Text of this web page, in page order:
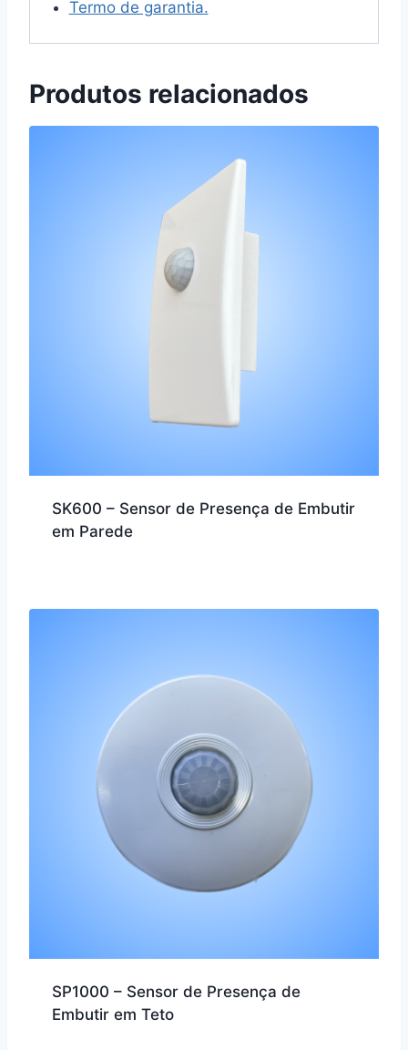
Termo de garantia.
Produtos relacionados
SK600 – Sensor de Presença de Embutir
em Parede
SP1000 – Sensor de Presença de
Embutir em Teto